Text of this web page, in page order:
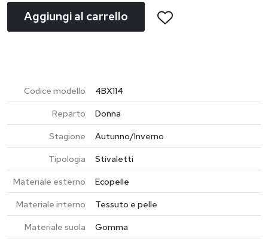
Aggiungi al carrello
Codice modello
4BX114
Reparto
Donna
Stagione
Autunno/Inverno
Tipologia
Stivaletti
Materiale esterno
Ecopelle
Materiale interno
Tessuto e pelle
Materiale suola
Gomma